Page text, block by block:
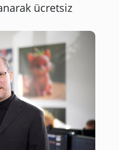
ücretsiz